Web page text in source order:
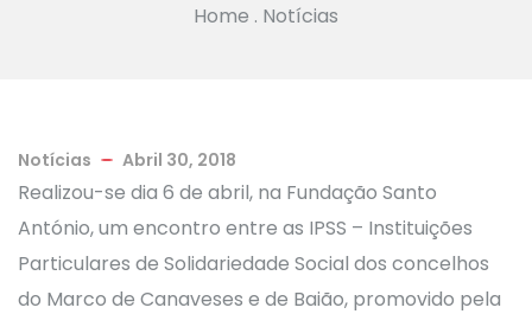
Home . Notícias
Notícias Abril 30, 2018
Realizou-se dia 6 de abril, na Fundação Santo
António, um encontro entre as IPSS – Instituições
Particulares de Solidariedade Social dos concelhos
do Marco de Canaveses e de Baião, promovido pela